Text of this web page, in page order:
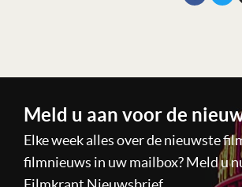
Meld u aan voor de
Elke week alles over de nieuwste
filmnieuws in uw mailbox? Meld u